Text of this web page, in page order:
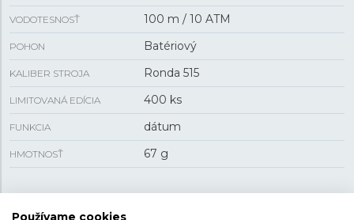
VODOTESNOSŤ 100 m / 10 ATM
POHON Batériový
KALIBER STROJA Ronda 515
LIMITOVANÁ EDÍCIA 400 ks
FUNKCIA dátum
HMOTNOSŤ 67 g
Používame cookies